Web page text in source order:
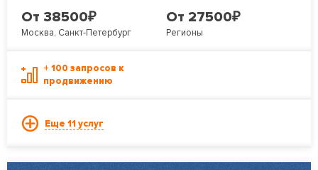
От 38500₽
Москва, Санкт-Петербург
От 27500₽
Регионы
+ 100 запросов к
продвижению
Еще 11 услуг